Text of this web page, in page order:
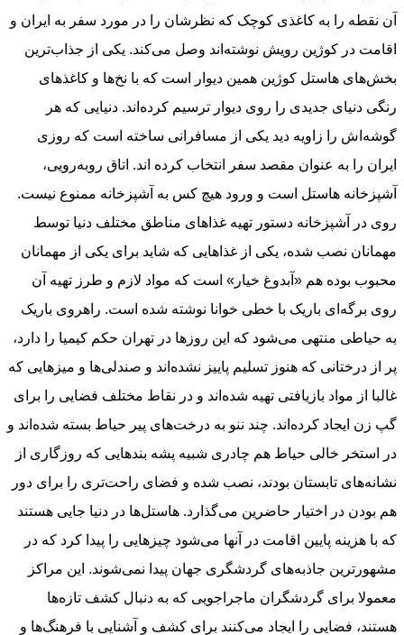
آن نقطه را به کاغذی کوچک که نظرشان را در مورد سفر به ایران و
اقامت در کوژین رویش نوشته‌اند وصل می‌کند. یکی از جذاب‌ترین
بخش‌های هاستل کوژین همین دیوار است که با نخ‌ها و کاغذهای
رنگی دنیای جدیدی را روی دیوار ترسیم کرده‌اند. دنیایی که هر
گوشه‌اش را زاویه دید یکی از مسافرانی ساخته است که روزی
ایران را به عنوان مقصد سفر انتخاب کرده اند. اتاق روبه‌رویی،
آشپزخانه هاستل است و ورود هیچ کس به آشپزخانه ممنوع نیست.
روی در آشپزخانه دستور تهیه غذاهای مناطق مختلف دنیا توسط
مهمانان نصب شده، یکی از غذاهایی که شاید برای یکی از مهمانان
محبوب بوده هم «آبدوغ خیار» است که مواد لازم و طرز تهیه آن
روی برگه‌ای باریک با خطی خوانا نوشته شده است. راهروی باریک
به حیاطی منتهی می‌شود که این روزها در تهران حکم کیمیا را دارد،
پر از درختانی که هنوز تسلیم پاییز نشده‌اند و صندلی‌ها و میزهایی که
غالبا از مواد بازیافتی تهیه شده‌اند و در نقاط مختلف فضایی را برای
گپ زن ایجاد کرده‌اند. چند ننو به درخت‌های پیر حیاط بسته شده‌اند و
در استخر خالی حیاط هم چادری شبیه پشه بندهایی که روزگاری از
نشانه‌های تابستان بودند، نصب شده و فضای راحت‌تری را برای دور
هم بودن در اختیار حاضرین می‌گذارد. هاستل‌ها در دنیا جایی هستند
که با هزینه پایین اقامت در آنها می‌شود چیزهایی را پیدا کرد که در
مشهورترین جاذبه‌های گردشگری جهان پیدا نمی‌شوند. این مراکز
معمولا برای گردشگران ماجراجویی که به دنبال کشف تازه‌ها
هستند، فضایی را ایجاد می‌کنند برای کشف و آشنایی با فرهنگ‌ها و